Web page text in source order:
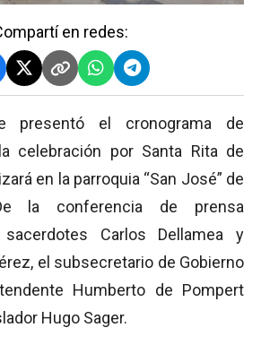
en redes:
presentó el cronograma de
celebración por Santa Rita de
en la parroquia “San José” de
la conferencia de prensa
Carlos Dellamea y
el subsecretario de Gobierno
Humberto de Pompert
Hugo Sager.